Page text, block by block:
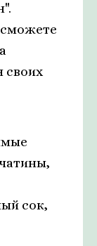
своих
сок,